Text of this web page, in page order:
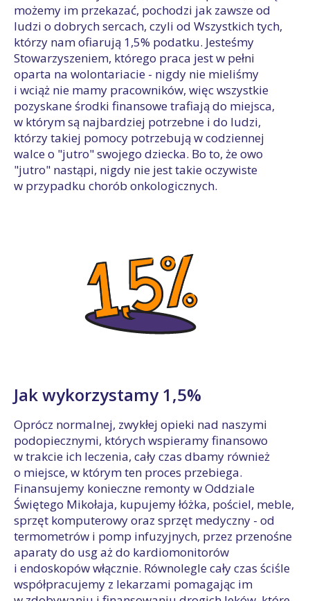
możemy im przekazać, pochodzi jak zawsze od
ludzi o dobrych sercach, czyli od Wszystkich tych,
którzy nam ofiarują 1,5% podatku. Jesteśmy
Stowarzyszeniem, którego praca jest w pełni
oparta na wolontariacie - nigdy nie mieliśmy
i wciąż nie mamy pracowników, więc wszystkie
pozyskane środki finansowe trafiają do miejsca,
w którym są najbardziej potrzebne i do ludzi,
którzy takiej pomocy potrzebują w codziennej
walce o "jutro" swojego dziecka. Bo to, że owo
"jutro" nastąpi, nigdy nie jest takie oczywiste
w przypadku chorób onkologicznych.
Jak wykorzystamy 1,5%
Oprócz normalnej, zwykłej opieki nad naszymi
podopiecznymi, których wspieramy finansowo
w trakcie ich leczenia, cały czas dbamy również
o miejsce, w którym ten proces przebiega.
Finansujemy konieczne remonty w Oddziale
Świętego Mikołaja, kupujemy łóżka, pościel, meble,
sprzęt komputerowy oraz sprzęt medyczny - od
termometrów i pomp infuzyjnych, przez przenośne
aparaty do usg aż do kardiomonitorów
i endoskopów włącznie. Równolegle cały czas ściśle
współpracujemy z lekarzami pomagając im